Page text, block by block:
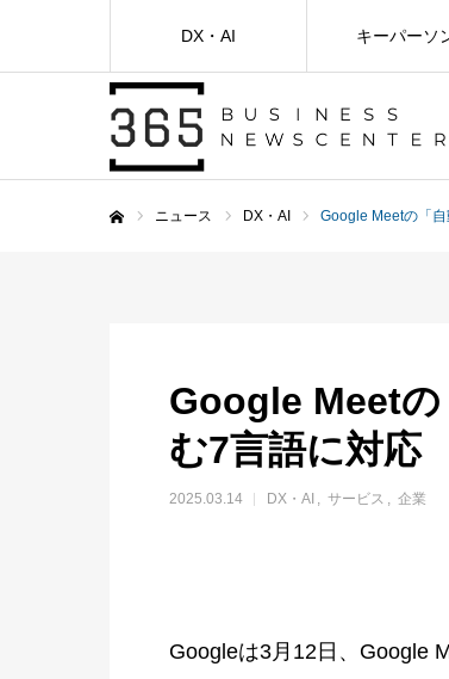
DX・AI キーパーソ
ニュース DX・AI Google Meetの「
Google Meetの
む7言語に対応
2025.03.14 DX・AI サービス 企業
Googleは3月12日、Google